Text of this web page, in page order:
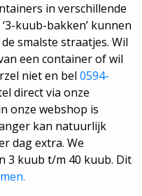
in verschillende
kuub-bakken’ kunnen
smalste straatjes. Wil
een container of wil
niet en bel 0594-
direct via onze
onze webshop is
kan natuurlijk
dag extra. We
3 kuub t/m 40 kuub. Dit